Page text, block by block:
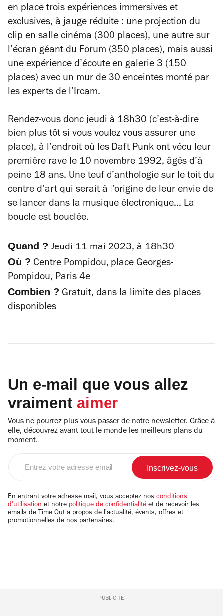
en place trois expériences immersives et
exclusives, à jauge réduite : une projection du
clip en salle cinéma (300 places), une autre sur
l’écran géant du Forum (350 places), mais aussi
une expérience d’écoute en galerie 3 (150
places) avec un mur de 30 enceintes monté par
les experts de l’Ircam.
Rendez-vous donc jeudi à 18h30 (c’est-à-dire
bien plus tôt si vous voulez vous assurer une
place), à l’endroit où les Daft Punk ont vécu leur
première rave le 10 novembre 1992, âgés d’à
peine 18 ans. Une teuf d’anthologie sur le toit du
centre d’art qui serait à l’origine de leur envie de
se lancer dans la musique électronique… La
boucle est bouclée.
Quand ? Jeudi 11 mai 2023, à 18h30
Où ? Centre Pompidou, place Georges-
Pompidou, Paris 4e
Combien ? Gratuit, dans la limite des places
disponibles
Un e-mail que vous allez
vraiment aimer
Vous ne pourrez plus vous passer de notre newsletter. Grâce à
elle, découvrez avant tout le monde les meilleurs plans du
moment.
email
En entrant votre adresse mail, vous acceptez nos conditions
d'utilisation et notre politique de confidentialité et de recevoir les
emails de Time Out à propos de l'actualité, évents, offres et
promotionnelles de nos partenaires.
PUBLICITÉ